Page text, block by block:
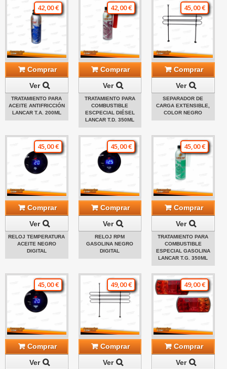
42,00 €
Comprar
Ver
TRATAMIENTO PARA
ACEITE ANTIFRICCIÓN
LANCAR T.A. 200ML
42,00 €
Comprar
Ver
TRATAMIENTO PARA
COMBUSTIBLE
ESCPECIAL DIÉSEL
LANCAR T.D. 350ML
45,00 €
Comprar
Ver
SEPARADOR DE
CARGA EXTENSIBLE,
COLOR NEGRO
45,00 €
Comprar
Ver
RELOJ TEMPERATURA
ACEITE NEGRO
DIGITAL
45,00 €
Comprar
Ver
RELOJ RPM
GASOLINA NEGRO
DIGITAL
45,00 €
Comprar
Ver
TRATAMIENTO PARA
COMBUSTIBLE
ESPECIAL GASOLINA
LANCAR T.G. 350ML
45,00 €
Comprar
Ver
49,00 €
Comprar
Ver
49,00 €
Comprar
Ver